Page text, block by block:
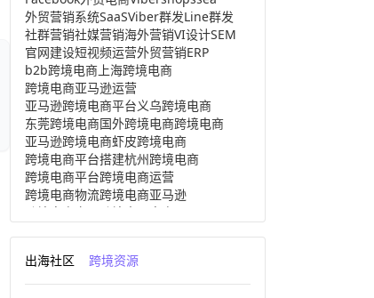
外贸营销系统SaaSViber群发Line群发
社群营销社媒营销海外营销VI设计SEM
官网建设短视频运营外贸营销ERP
b2b跨境电商 上海跨境电商
跨境电商亚马逊运营
亚马逊跨境电商平台义乌跨境电商
东莞跨境电商国外跨境电商跨境电商
亚马逊跨境电商虾皮跨境电商
跨境电商平台搭建杭州跨境电商
跨境电商平台跨境电商运营
跨境电商物流跨境电商亚马逊
跨境电商产品
跨境出口电商
跨境电商分析进口跨境电商
跨境电商服务广州跨境电商
出海社区 跨境资源